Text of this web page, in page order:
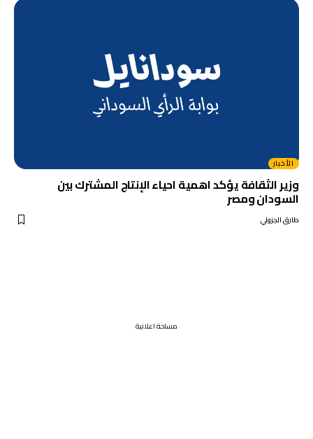
الأخبار
وزير الثقافة يؤكد اهمية احياء الإنتاج المشترك بين
السودان ومصر
طارق الجزولي
مساحة اعلانية